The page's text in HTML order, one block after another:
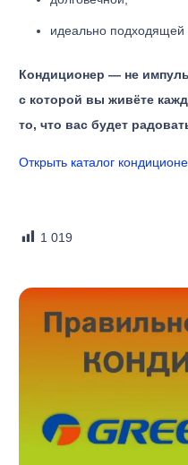
идеально подходящей
Кондиционер — не
с которой вы живёте
то, что вас будет
Открыть каталог
1 019